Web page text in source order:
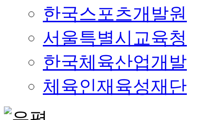
한국스포츠개발원
서울특별시교육청
한국체육산업개발
체육인재육성재단